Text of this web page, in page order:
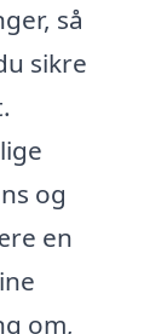
så
sikre
og
en
om,